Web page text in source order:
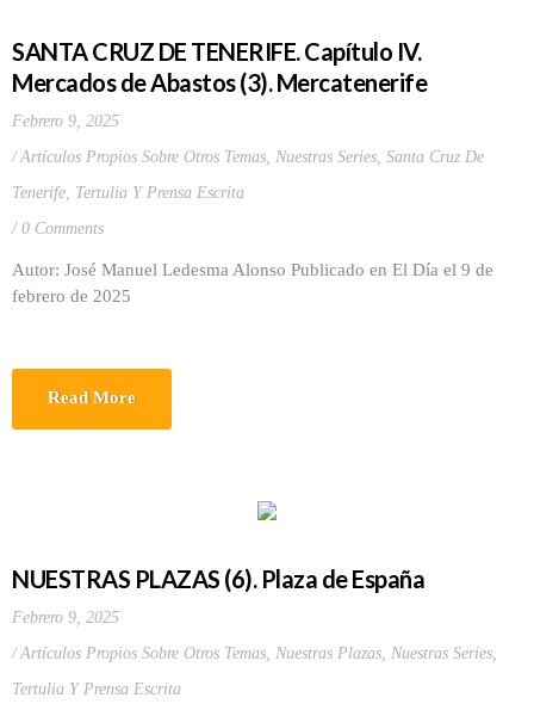
SANTA CRUZ DE TENERIFE. Capítulo IV.
Mercados de Abastos (3). Mercatenerife
Febrero 9, 2025
Artículos Propios Sobre Otros Temas, Nuestras Series, Santa Cruz De
Tenerife, Tertulia Y Prensa Escrita
0 Comments
Autor: José Manuel Ledesma Alonso Publicado en El Día el 9 de
febrero de 2025
Read More
NUESTRAS PLAZAS (6). Plaza de España
Febrero 9, 2025
Artículos Propios Sobre Otros Temas, Nuestras Plazas, Nuestras Series,
Tertulia Y Prensa Escrita